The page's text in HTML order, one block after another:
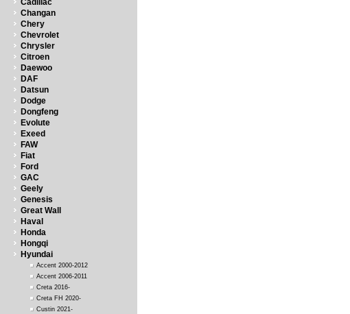
Cadillac
Changan
Chery
Chevrolet
Chrysler
Citroen
Daewoo
DAF
Datsun
Dodge
Dongfeng
Evolute
Exeed
FAW
Fiat
Ford
GAC
Geely
Genesis
Great Wall
Haval
Honda
Hongqi
Hyundai
Accent 2000-2012
Accent 2006-2011
Creta 2016-
Creta FH 2020-
Custin 2021-